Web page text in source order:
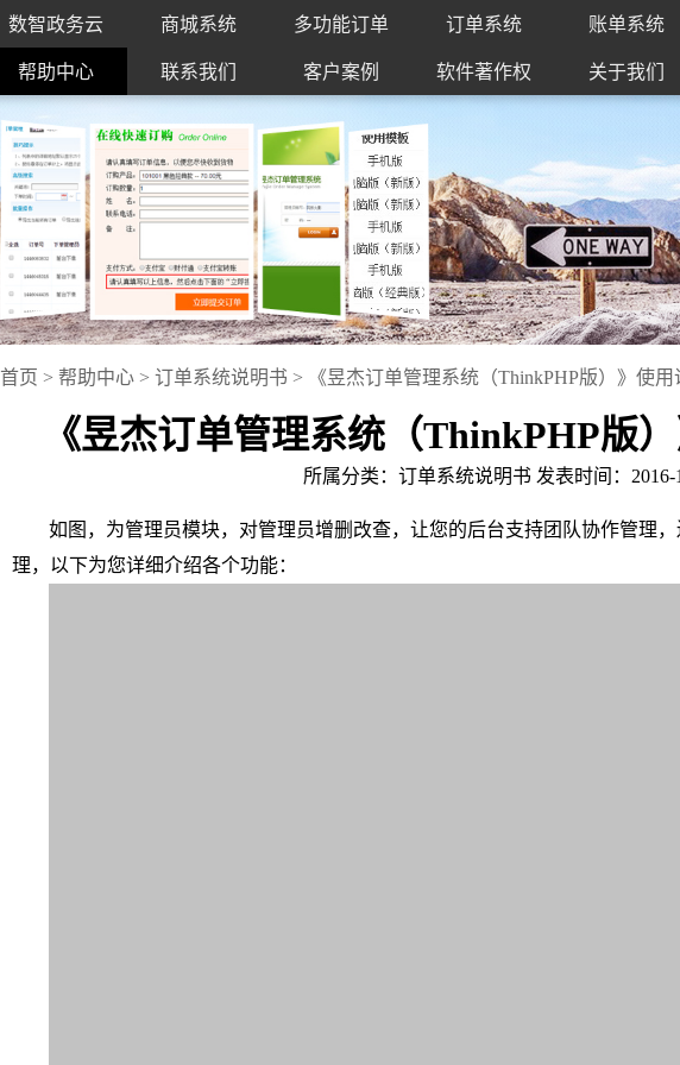
数智政务云 商城系统 多功能订单 订单系统
账单系统
帮助中心 联系我们 客户案例 软件著作权 关于我们
首页 > 帮助中心> 订单系统说明书 > 《昱杰订单管理系统（ThinkPHP版）》使
《昱杰订单管理系统（ThinkPHP版
所属分类：订单系统说明书 发表时间：2016-
如图，为管理员模块，对管理员增删改查，让您的后台支持团队协作管理
理，以下为您详细介绍各个功能：